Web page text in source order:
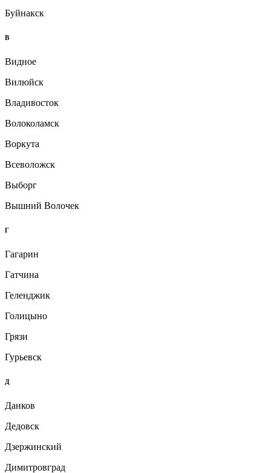
Буйнакск
В
Видное
Вилюйск
Владивосток
Волоколамск
Воркута
Всеволожск
Выборг
Вышний Волочек
Г
Гагарин
Гатчина
Геленджик
Голицыно
Грязи
Гурьевск
Д
Данков
Дедовск
Дзержинский
Димитровград